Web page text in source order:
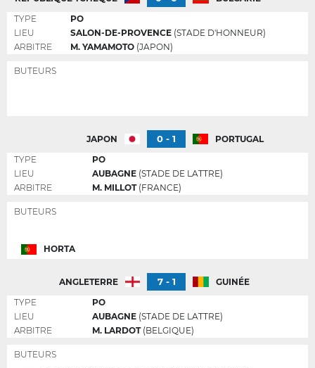
TYPE
PO
LIEU
SALON-DE-PROVENCE (STADE D'HONNEUR)
ARBITRE
M. YAMAMOTO (JAPON)
BUTEURS
JAPON 0 - 1
PORTUGAL
TYPE
PO
LIEU
AUBAGNE (STADE DE LATTRE)
ARBITRE
M. MILLOT (FRANCE)
BUTEURS
HORTA
ANGLETERRE 7 - 1
GUINÉE
TYPE
PO
LIEU
AUBAGNE (STADE DE LATTRE)
ARBITRE
M. LARDOT (BELGIQUE)
BUTEURS